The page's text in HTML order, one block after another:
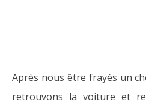
Après nous être frayés un
retrouvons la voiture et